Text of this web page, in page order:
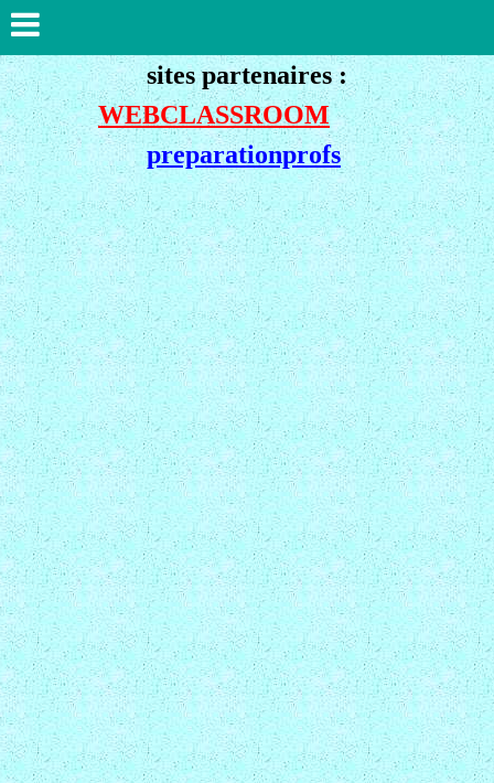
sites partenaires :
WEBCLASSROOM
preparationprofs